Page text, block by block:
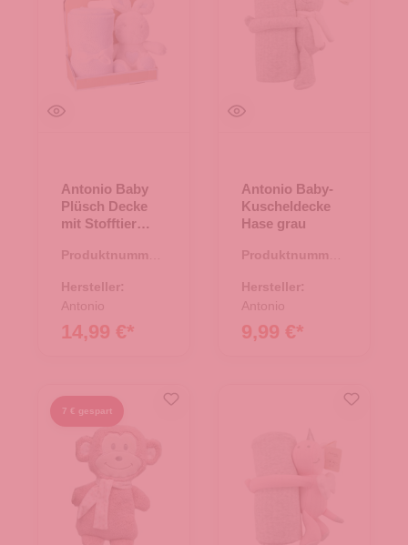
Antonio Baby
Plüsch Decke
mit Stofftier
Produktnummer:
Hersteller:
Antonio
14,99 €*
Antonio Baby-
Kuscheldecke
Hase grau
Produktnummer:
Hersteller:
Antonio
9,99 €*
7 € gespart